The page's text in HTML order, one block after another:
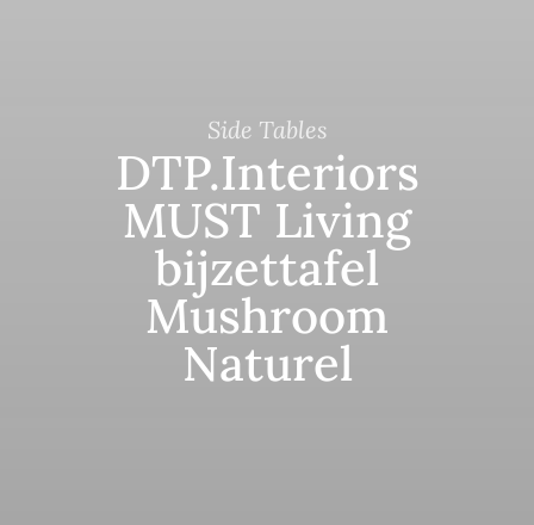
Side Tables
DTP.Interiors
MUST Living
bijzettafel
Mushroom
Naturel